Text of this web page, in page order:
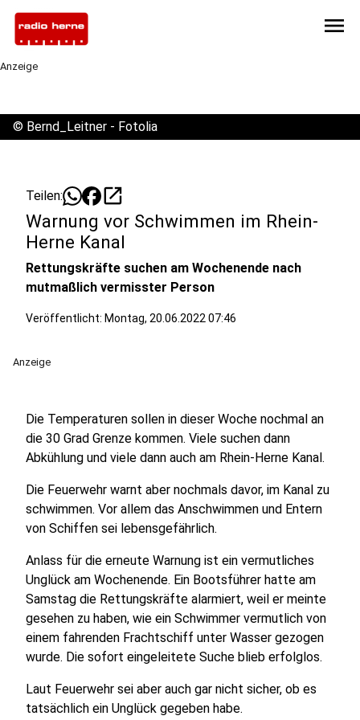
menu
Anzeige
© Bernd_Leitner - Fotolia
Teilen: open_in_new
Warnung vor Schwimmen im Rhein-
Herne Kanal
Rettungskräfte suchen am Wochenende nach
mutmaßlich vermisster Person
Veröffentlicht: Montag, 20.06.2022 07:46
Anzeige
Die Temperaturen sollen in dieser Woche nochmal an
die 30 Grad Grenze kommen. Viele suchen dann
Abkühlung und viele dann auch am Rhein-Herne Kanal.
Die Feuerwehr warnt aber nochmals davor, im Kanal zu
schwimmen. Vor allem das Anschwimmen und Entern
von Schiffen sei lebensgefährlich.
Anlass für die erneute Warnung ist ein vermutliches
Unglück am Wochenende. Ein Bootsführer hatte am
Samstag die Rettungskräfte alarmiert, weil er meinte
gesehen zu haben, wie ein Schwimmer vermutlich von
einem fahrenden Frachtschiff unter Wasser gezogen
wurde. Die sofort eingeleitete Suche blieb erfolglos.
Laut Feuerwehr sei aber auch gar nicht sicher, ob es
tatsächlich ein Unglück gegeben habe.